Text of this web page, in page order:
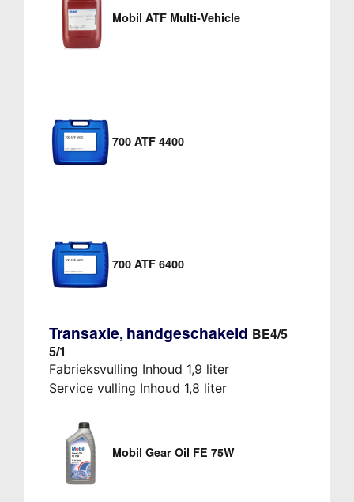
Mobil ATF Multi-Vehicle
700 ATF 4400
700 ATF 6400
Transaxle, handgeschakeld BE4/5
5/1
Fabrieksvulling Inhoud 1,9 liter
Service vulling Inhoud 1,8 liter
Mobil Gear Oil FE 75W